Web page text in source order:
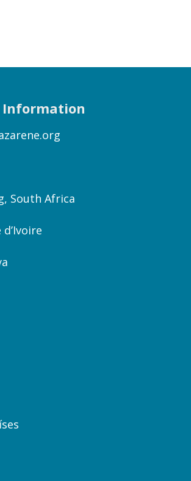
Information
South Africa